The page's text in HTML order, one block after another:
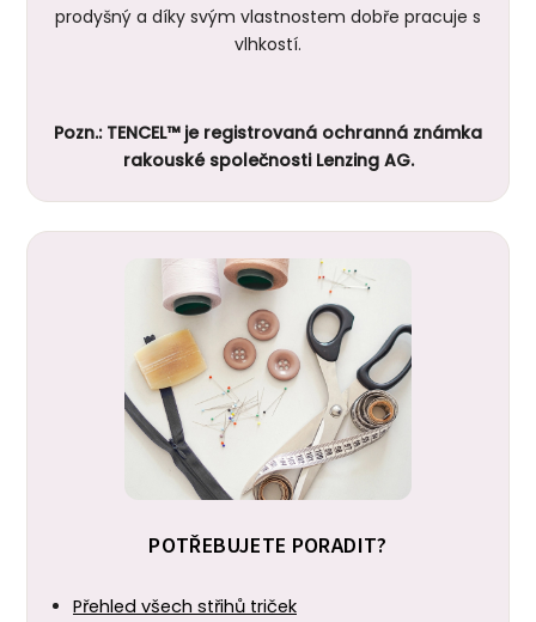
prodyšný a díky svým vlastnostem dobře pracuje s
vlhkostí.
Pozn.: TENCEL™ je registrovaná ochranná známka
rakouské společnosti Lenzing AG.
POTŘEBUJETE PORADIT?
Přehled všech střihů triček